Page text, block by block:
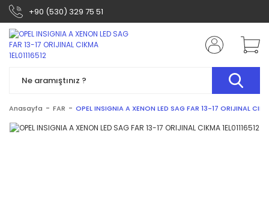
+90 (530) 329 75 51
Anasayfa FAR OPEL INSIGNIA A XENON LED SAG FAR 13-17 ORIJINAL